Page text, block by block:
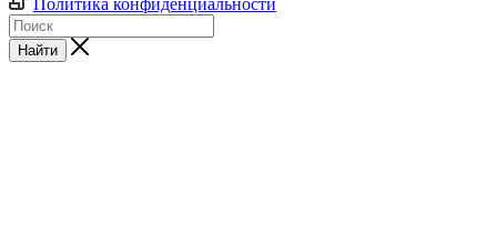
Политика конфиденциальности
Найти